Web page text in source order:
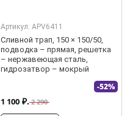
Артикул: APV6411
Сливной трап, 150 × 150/50,
подводка – прямая, решетка
– нержавеющая сталь,
гидрозатвор – мокрый
1 100 ₽.
-52%
2 290